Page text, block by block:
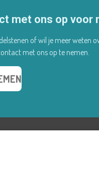
met ons op voor
of wil je meer weten
met ons op te nemen.